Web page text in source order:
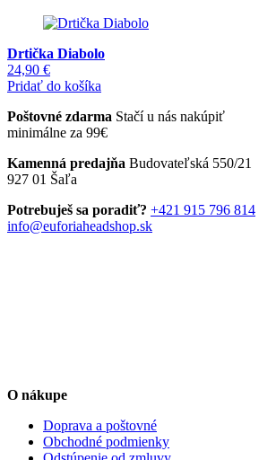
Drtička Diabolo
24,90 €
Pridať do košíka
Poštovné zdarma Stačí u nás nakúpiť
minimálne za 99€
Kamenná predajňa Budovateľská 550/21
927 01 Šaľa
Potrebuješ sa poradiť? +421 915 796 814
info@euforiaheadshop.sk
O nákupe
Doprava a poštovné
Obchodné podmienky